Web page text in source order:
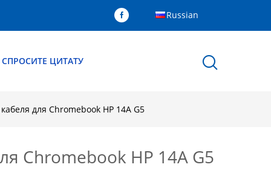
Russian
СПРОСИТЕ ЦИТАТУ
для Chromebook HP 14A G5
Chromebook HP 14A G5